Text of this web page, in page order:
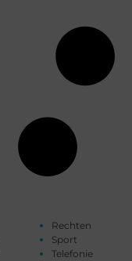
Rechten
Sport
Telefonie